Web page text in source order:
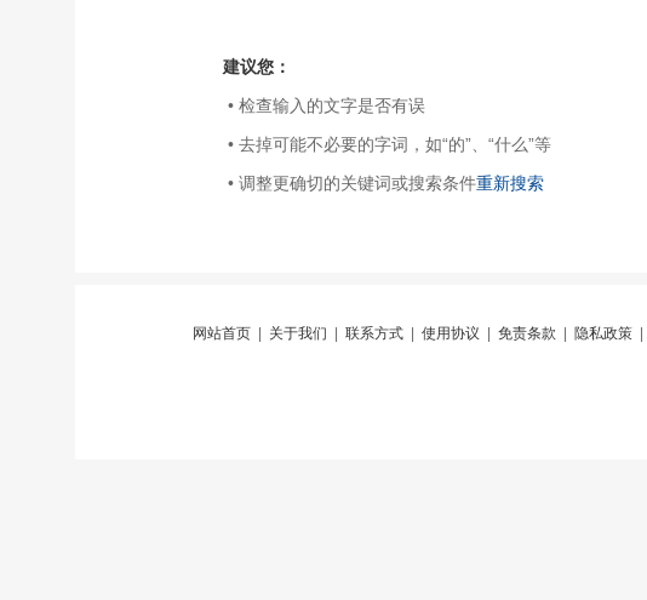
建议您：
• 检查输入的文字是否有误
• 去掉可能不必要的字词，如“的”、“什么”等
• 调整更确切的关键词或搜索条件重新搜索
网站首页 关于我们 联系方式 使用协议 免责条款 隐私政策